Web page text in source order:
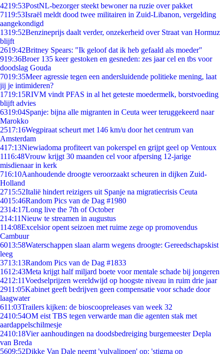
4219:53PostNL-bezorger steekt bewoner na ruzie over pakket
7119:53Israël meldt dood twee militairen in Zuid-Libanon, vergelding
aangekondigd
1319:52Benzineprijs daalt verder, onzekerheid over Straat van Hormuz
blijft
2619:42Britney Spears: "Ik geloof dat ik heb gefaald als moeder"
919:36Broer 135 keer gestoken en gesneden: zes jaar cel en tbs voor
doodslag Gouda
7019:35Meer agressie tegen een andersluidende politieke mening, laat
jij je intimideren?
1719:15RIVM vindt PFAS in al het geteste moedermelk, borstvoeding
blijft advies
6319:04Spanje: bijna alle migranten in Ceuta weer teruggekeerd naar
Marokko
2517:16Wegpiraat scheurt met 146 km/u door het centrum van
Amsterdam
417:13Niewiadoma profiteert van pokerspel en grijpt geel op Ventoux
1116:48Vrouw krijgt 30 maanden cel voor afpersing 12-jarige
misdienaar in kerk
716:10Aanhoudende droogte veroorzaakt scheuren in dijken Zuid-
Holland
2715:52Italië hindert reizigers uit Spanje na migratiecrisis Ceuta
4015:46Random Pics van de Dag #1980
2314:17Long live the 7th of October
214:11Nieuw te streamen in augustus
114:08Excelsior opent seizoen met ruime zege op promovendus
Cambuur
6013:58Waterschappen slaan alarm wegens droogte: Gereedschapskist
leeg
3713:13Random Pics van de Dag #1833
1612:43Meta krijgt half miljard boete voor mentale schade bij jongeren
4212:11Voedselprijzen wereldwijd op hoogste niveau in ruim drie jaar
2911:05Kabinet geeft bedrijven geen compensatie voor schade door
laagwater
611:03Trailers kijken: de bioscoopreleases van week 32
2410:54OM eist TBS tegen verwarde man die agenten stak met
aardappelschilmesje
2410:18Vier aanhoudingen na doodsbedreiging burgemeester Depla
van Breda
5609:52Dikke Van Dale neemt 'vulvalippen' op: 'stigma op